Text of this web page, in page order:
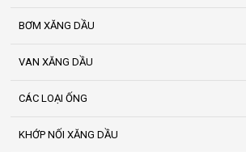
BƠM XĂNG DẦU
VAN XĂNG DẦU
CÁC LOẠI ỐNG
KHỚP NỐI XĂNG DẦU